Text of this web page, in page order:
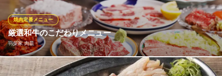
鶏鍋、タタキをぽん酢・薬味で楽しむ名物軍鶏タタキなど、軍鶏
の美味しさをたっぷり堪能できるメニューをご用意しております♪
軍鶏焼き酒場 花ちょうちん天五店
軍鶏焼き酒場
ＪＲ大阪環状線天満駅 徒歩3分
大阪府大阪市北区天神橋5-2-1
厳選和牛のこだわりメニュー
羽柴家 肉皿
焼肉定番メニュー
限定メニューの和牛炙りユッケや和牛一口バターすき焼きをこだ